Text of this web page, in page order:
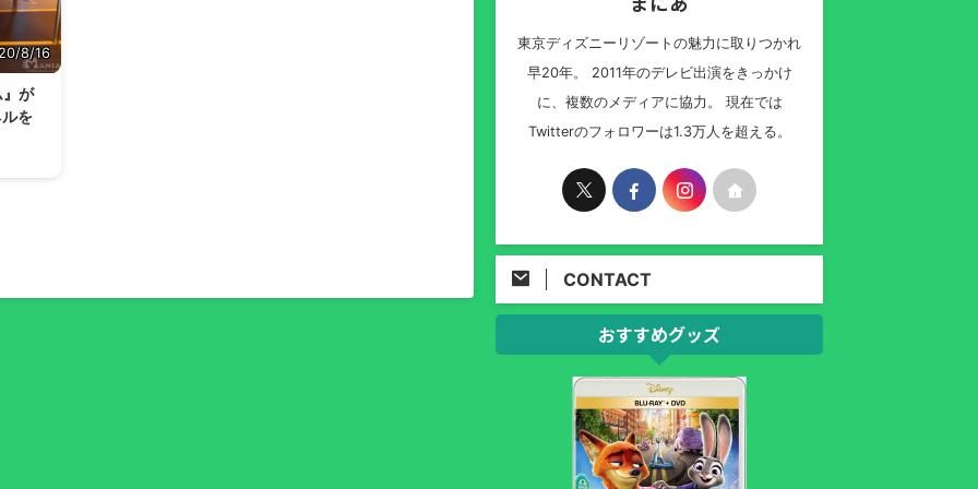
8/16
が
を
東京ディズニーリゾートの魅力に取りつかれ
早20年。 2011年のデレビ出演をきっかけ
に、複数のメディアに協力。 現在では
Twitterのフォロワーは1.3万人を超える。
CONTACT
おすすめグッズ